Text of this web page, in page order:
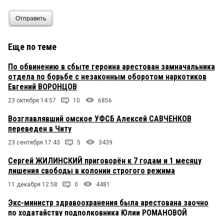
Отправить
Еще по теме
По обвинению в сбыте героина арестован замначальника
отдела по борьбе с незаконным оборотом наркотиков
Евгений ВОРОНЦОВ
23 октября 14:57 10 6856
Возглавлявший омское УФСБ Алексей САВЧЕНКОВ
переведен в Читу
23 сентября 17:43 5 3439
Сергей ЖИЛИНСКИЙ приговорён к 7 годам и 1 месяцу
лишения свободы в колонии строгого режима
11 декабря 12:58 0 4481
Экс-министр здравоохранения была арестована заочно
по ходатайству подполковника Юлии РОМАНОВОЙ